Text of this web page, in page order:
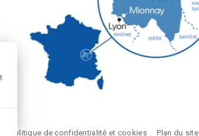
Politique de confidentialité et cookies Plan du site